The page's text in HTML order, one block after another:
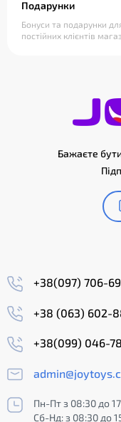
Подарунки
Бонуси та подарунки
постійних клієнтів
Бажаєте
+38(097) 706-
+38 (063) 602-
+38(099) 046-
Пн-Пт з 08:30 до
Сб-Нд: з 08:30 до